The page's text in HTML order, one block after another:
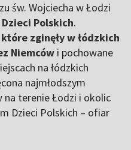
św. Wojciecha w Łodzi
Polskich.
zginęły w łódzkich
Niemców i pochowane
na łódzkich
najmłodszym
terenie Łodzi i okolic
Dzieci Polskich – ofiar